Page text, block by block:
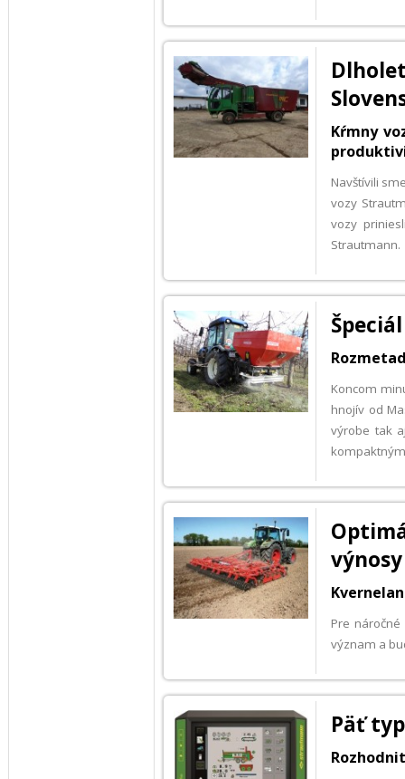
Kŕmny
Navštívili
vozy
vozy
Strautmann.
Koncom
hnojív od
výrobe tak
výnosy
Pre
význam a
Päť